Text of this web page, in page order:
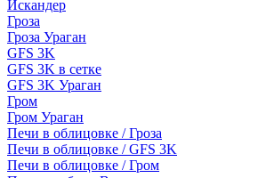
Искандер
Гроза
Гроза Ураган
GFS 3K
GFS 3K в сетке
GFS 3K Ураган
Гром
Гром Ураган
Печи в облицовке / Гроза
Печи в облицовке / GFS 3K
Печи в облицовке / Гром